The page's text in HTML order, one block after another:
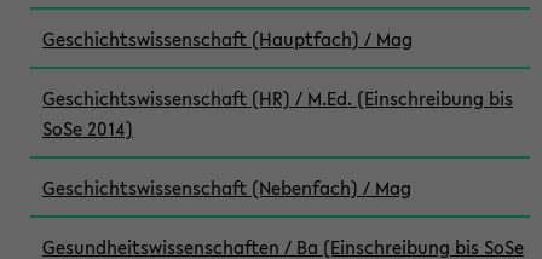
Geschichtswissenschaft (Hauptfach) / Mag
Geschichtswissenschaft (HR) / M.Ed. (Einschreibung bis
SoSe 2014)
Geschichtswissenschaft (Nebenfach) / Mag
Gesundheitswissenschaften / Ba (Einschreibung bis SoSe